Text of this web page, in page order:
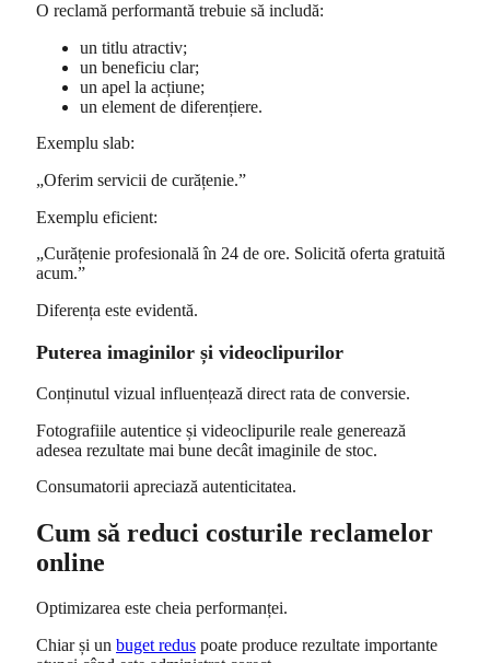
O reclamă performantă trebuie să includă:
un titlu atractiv;
un beneficiu clar;
un apel la acțiune;
un element de diferențiere.
Exemplu slab:
„Oferim servicii de curățenie.”
Exemplu eficient:
„Curățenie profesională în 24 de ore. Solicită oferta gratuită
acum.”
Diferența este evidentă.
Puterea imaginilor și videoclipurilor
Conținutul vizual influențează direct rata de conversie.
Fotografiile autentice și videoclipurile reale generează
adesea rezultate mai bune decât imaginile de stoc.
Consumatorii apreciază autenticitatea.
Cum să reduci costurile reclamelor
online
Optimizarea este cheia performanței.
Chiar și un buget redus poate produce rezultate importante